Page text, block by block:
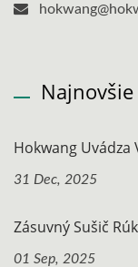
Hokwang Uvádza
31 Dec, 2025
Zásuvný Sušič
01 Sep, 2025